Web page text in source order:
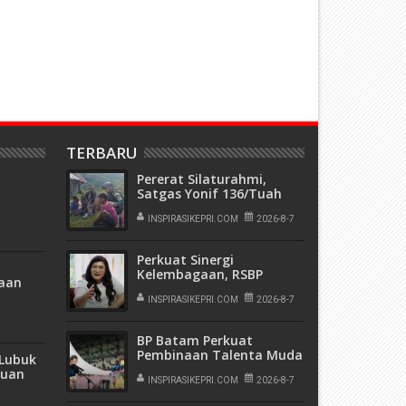
TERBARU
Pererat Silaturahmi,
Satgas Yonif 136/Tuah
Sakti Pos Ilu Gelar
Anjangsana di Kampung
INSPIRASIKEPRI.COM 2026-8-7
Perkuat Sinergi
Kelembagaan, RSBP
Batam dan BPOM
Pastikan Pelayanan dan
INSPIRASIKEPRI.COM 2026-8-7
BP Batam Perkuat
Pembinaan Talenta Muda
Lewat Batam Prime
International Grassroot
INSPIRASIKEPRI.COM 2026-8-7